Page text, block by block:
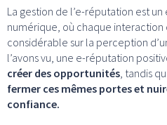
La gestion de l’e-réputation est un
numérique, où chaque
considérable sur la perception
l’avons vu, une e-réputation
créer des opportunités , tandis
fermer ces mêmes portes et
confiance.